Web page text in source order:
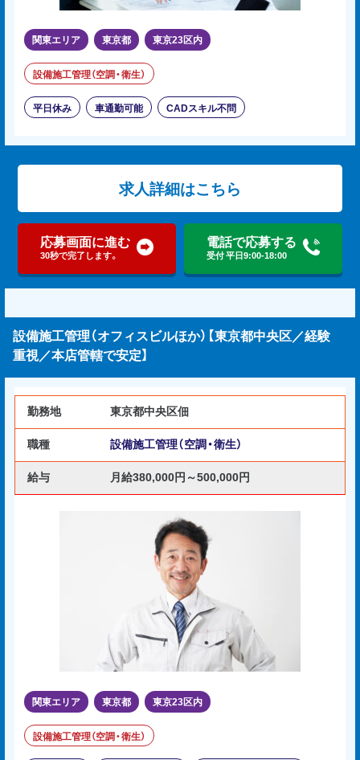
関東エリア 東京都 東京23区内
設備施工管理（空調・衛生）
平日休み 車通勤可能 CADスキル不問
求人詳細はこちら
応募画面に進む
30秒で完了します。
電話で応募する
受付 平日9:00-18:00
設備施工管理（オフィスビルほか）【東京都中央区／経験
重視／本店管轄で安定】
勤務地 東京都中央区佃
職種 設備施工管理（空調・衛生）
給与 月給380,000円～500,000円
関東エリア 東京都 東京23区内
設備施工管理（空調・衛生）